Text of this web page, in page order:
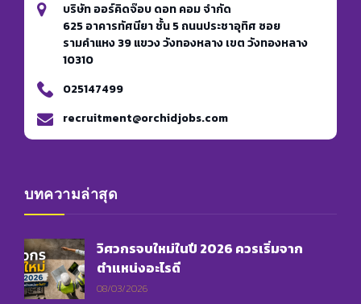
บริษัท ออร์คิดจ๊อบ ดอท คอม จำกัด
625 อาคารทัศนียา ชั้น 5 ถนนประชาอุทิศ ซอย
รามคำแหง 39 แขวง วังทองหลาง เขต วังทองหลาง
10310
025147499
recruitment@orchidjobs.com
บทความล่าสุด
วิศวกรจบใหม่ในปี 2026 ควรเริ่มจาก
ตำแหน่งอะไรดี
08/03/2026